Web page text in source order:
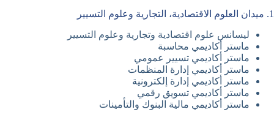
1. ميدان العلوم الاقتصادية، التجارية وعلوم التسيير
ليسانس علوم اقتصادية وتجارية وعلوم التسيير
ماستر أكاديمي محاسبة
ماستر أكاديمي تسيير عمومي
ماستر أكاديمي إدارة المنظمات
ماستر أكاديمي إدارة إلكترونية
ماستر أكاديمي تسويق رقمي
ماستر أكاديمي مالية البنوك والتأمينات